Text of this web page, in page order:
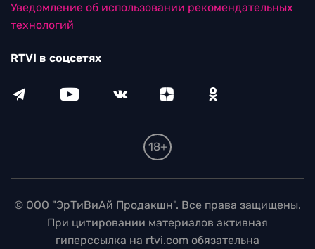
Уведомление об использовании рекомендательных
технологий
RTVI в соцсетях
18+
© ООО "ЭрТиВиАй Продакшн". Все права защищены.
При цитировании материалов активная
гиперссылка на rtvi.com обязательна